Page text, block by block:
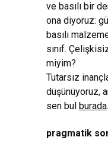
ve basılı bir
ona diyoruz:
basılı
sınıf.
miyim?
Tutarsız
düşünüyoruz,
sen bul burada.
pragmatik